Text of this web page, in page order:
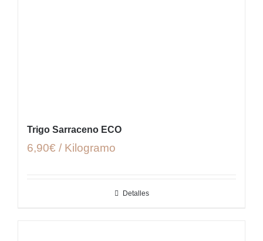
Trigo Sarraceno ECO
6,90€ / Kilogramo
Detalles